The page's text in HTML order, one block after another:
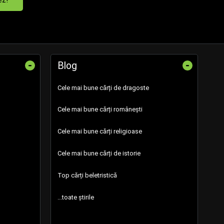
- Blog -
Cele mai bune cărți de dragoste
Cele mai bune cărți românești
Cele mai bune cărți religioase
Cele mai bune cărți de istorie
Top cărți beletristică
...toate știrile